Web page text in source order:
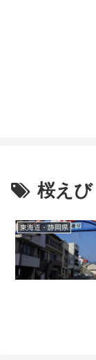
桜えび
東海道・静岡県